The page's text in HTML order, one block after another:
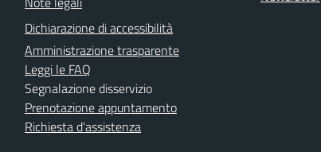
Dichiarazione di accessibilità
Amministrazione trasparente
Leggi le FAQ
Segnalazione disservizio
Prenotazione appuntamento
Richiesta d'assistenza